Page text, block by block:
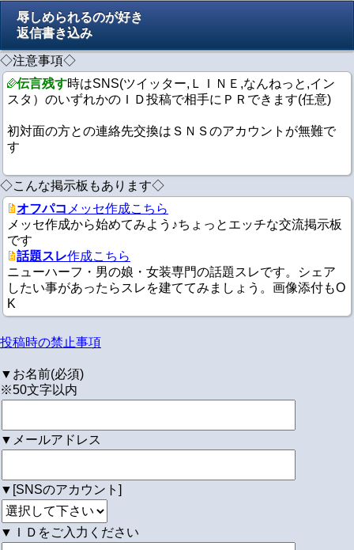
辱しめられるのが好き
返信書き込み
◇注意事項◇
伝言残す時はSNS(ツイッター,ＬＩＮＥ,なんねっと,イン
スタ）のいずれかのＩＤ投稿で相手にＰＲできます(任意)
初対面の方との連絡先交換はＳＮＳのアカウントが無難で
す
◇こんな掲示板もあります◇
オフパコ メッセ作成こちら
メッセ作成から始めてみよう♪ちょっとエッチな交流掲示板
です
話題スレ作成こちら
ニューハーフ・男の娘・女装専門の話題スレです。シェア
したい事があったらスレを建ててみましょう。画像添付もO
K
投稿時の禁止事項
▼お名前(必須)
※50文字以内
▼メールアドレス
▼[SNSのアカウント]
▼ＩＤをご入力ください